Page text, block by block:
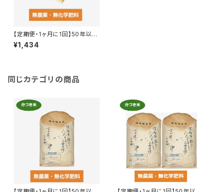
【定期便・1ヶ月に1回】50年以上
無農薬の分づき米 1kg〜4kg
¥1,434
同じカテゴリの商品